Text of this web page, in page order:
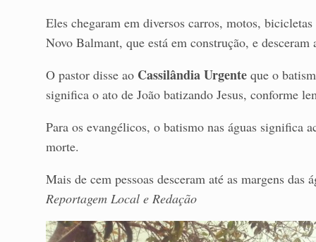
Eles chegaram em diversos carros, motos,
Novo Balmant, que está em construção, e desceram
O pastor disse ao Cassilândia Urgente que o
significa o ato de João batizando Jesus, conforme
Para os evangélicos, o batismo nas águas significa
morte.
Mais de cem pessoas desceram até as margens
Reportagem Local e Redação